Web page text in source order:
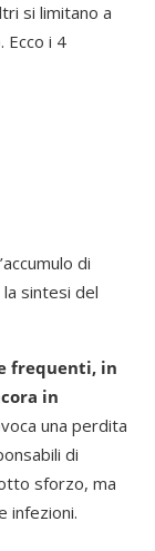
si limitano a
Ecco i 4
di
sintesi del
frequenti, in
in
una perdita
di
sforzo, ma
infezioni.